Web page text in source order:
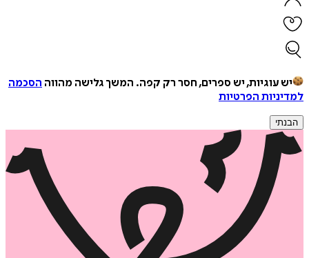
יש עוגיות, יש ספרים, חסר רק קפה. המשך גלישה מהווה הסכמה
למדיניות הפרטיות
הבנתי